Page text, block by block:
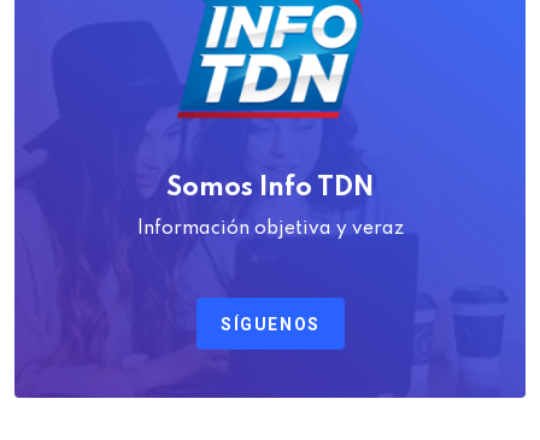
Somos Info TDN
Información objetiva y veraz
SÍGUENOS